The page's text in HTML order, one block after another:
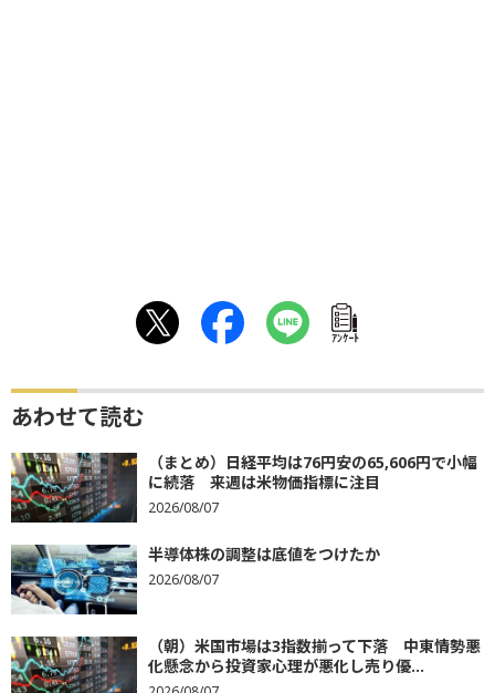
ｱﾝｹｰﾄ
あわせて読む
（まとめ）日経平均は76円安の65,606円で小幅
に続落 来週は米物価指標に注目
2026/08/07
半導体株の調整は底値をつけたか
2026/08/07
（朝）米国市場は3指数揃って下落 中東情勢悪
化懸念から投資家心理が悪化し売り優...